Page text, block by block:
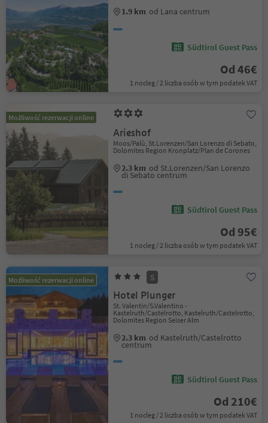
1.9 km od Lana centrum
Südtirol Guest Pass
Od 46€
1 nocleg / 2 liczba osób w tym podatek VAT
Możliwość rezerwacji online
Arieshof
Moos/Palù, St.Lorenzen/San Lorenzo di Sebato,
Dolomites Region Kronplatz/Plan de Corones
2.3 km od St.Lorenzen/San Lorenzo
di Sebato centrum
Südtirol Guest Pass
Od 95€
1 nocleg / 2 liczba osób w tym podatek VAT
Możliwość rezerwacji online S
Hotel Plunger
St. Valentin/S.Valentino -
Kastelruth/Castelrotto, Kastelruth/Castelrotto,
Dolomites Region Seiser Alm
2.3 km od Kastelruth/Castelrotto
centrum
Südtirol Guest Pass
Od 210€
1 nocleg / 2 liczba osób w tym podatek VAT